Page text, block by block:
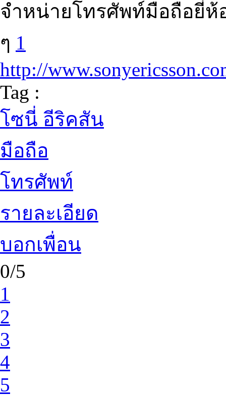
จำหน่ายโทรศัพท์มือถือยี่ห้
ๆ 1
http://
Tag :
โซนี่ อีริคสัน
มือถือ
โทรศัพท์
รายละเอียด
บอกเพื่อน
0/5
1
2
3
4
5